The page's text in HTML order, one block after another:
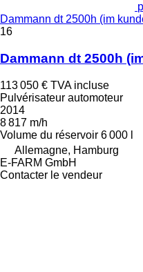
Dammann dt 2500h (im
16
Dammann dt 2500h
113 050 € TVA incluse
Pulvérisateur automoteur
2014
8 817 m/h
Volume du réservoir 6 000 l
Allemagne, Hamburg
E-FARM GmbH
Contacter le vendeur